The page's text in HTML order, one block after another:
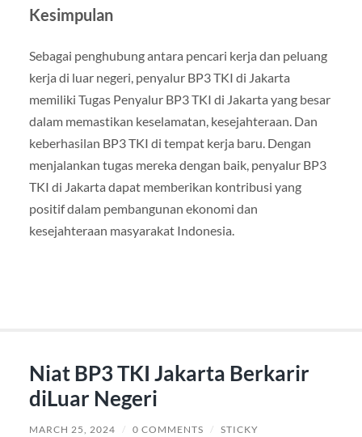
Kesimpulan
Sebagai penghubung antara pencari kerja dan peluang
kerja di luar negeri, penyalur BP3 TKI di Jakarta
memiliki Tugas Penyalur BP3 TKI di Jakarta yang besar
dalam memastikan keselamatan, kesejahteraan. Dan
keberhasilan BP3 TKI di tempat kerja baru. Dengan
menjalankan tugas mereka dengan baik, penyalur BP3
TKI di Jakarta dapat memberikan kontribusi yang
positif dalam pembangunan ekonomi dan
kesejahteraan masyarakat Indonesia.
Niat BP3 TKI Jakarta Berkarir
diLuar Negeri
MARCH 25, 2024 / 0 COMMENTS / STICKY